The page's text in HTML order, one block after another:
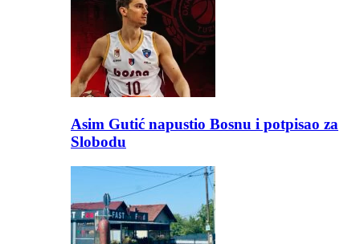
Asim Gutić napustio Bosnu i potpisao za
Slobodu